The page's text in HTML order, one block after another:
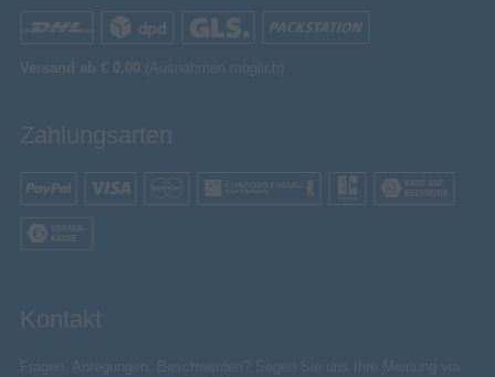
Verpackungsinhalt
Standfuß
Artikelnummer
Versand ab € 0,00 (Ausnahmen möglich)
Zahlungsarten
Kontakt
Fragen, Anregungen, Beschwerden? Sagen Sie uns Ihre Meinung via